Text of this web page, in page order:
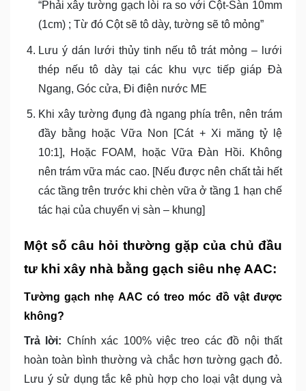
“Phải xây tường gạch lòi ra so với Cột-Sàn 10mm
(1cm) ; Từ đó Cột sẽ tô dày, tường sẽ tô mỏng”
Lưu ý dán lưới thủy tinh nếu tô trát mỏng – lưới
thép nếu tô dày tại các khu vực tiếp giáp Đà
Ngang, Góc cửa, Đi điện nước ME
Khi xây tường đụng đà ngang phía trên, nên trám
đầy bằng hoặc Vữa Non [Cát + Xi măng tỷ lệ
10:1], Hoặc FOAM, hoặc Vữa Đàn Hồi. Không
nên trám vữa mác cao. [Nếu được nên chất tải hết
các tầng trên trước khi chèn vữa ở tầng 1 hạn chế
tác hại của chuyển vị sàn – khung]
Một số câu hỏi thường gặp của chủ đầu
tư khi xây nhà bằng gạch siêu nhẹ AAC:
Tường gạch nhẹ AAC có treo móc đồ vật được
không?
Trả lời: Chính xác 100% việc treo các đồ nội thất
hoàn toàn bình thường và chắc hơn tường gạch đỏ.
Lưu ý sử dụng tắc kê phù hợp cho loại vật dụng và